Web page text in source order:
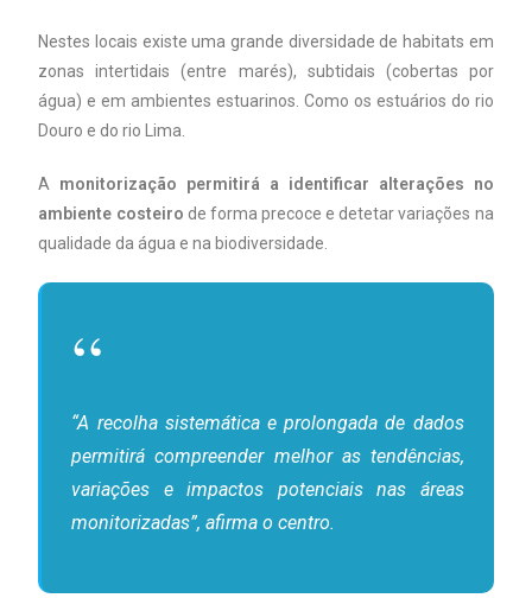
Nestes locais existe uma grande diversidade de habitats em
zonas intertidais (entre marés), subtidais (cobertas por
água) e em ambientes estuarinos. Como os estuários do rio
Douro e do rio Lima.
A monitorização permitirá a identificar alterações no
ambiente costeiro de forma precoce e detetar variações na
qualidade da água e na biodiversidade.
“A recolha sistemática e prolongada de dados
permitirá compreender melhor as tendências,
variações e impactos potenciais nas áreas
monitorizadas”, afirma o centro.